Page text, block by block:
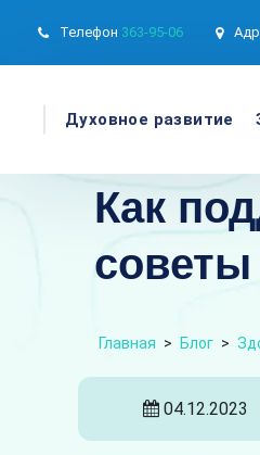
Телефон 363-95-06
Духовное развитие
Как
Главная > Блог >
04.12.2023